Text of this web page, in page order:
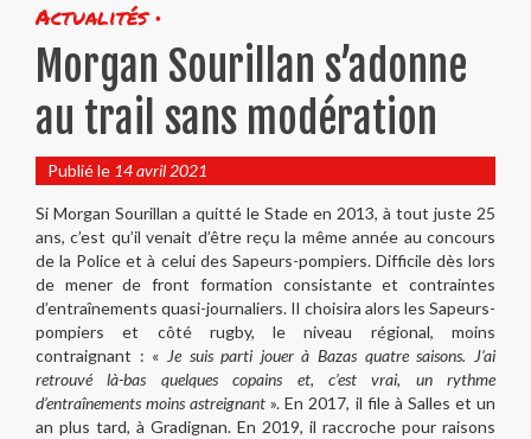
Actualités •
Morgan Sourillan s’adonne
au trail sans modération
Publié le 14 avril 2021
Si Morgan Sourillan a quitté le Stade en 2013, à tout juste 25
ans, c’est qu’il venait d’être reçu la même année au concours
de la Police et à celui des Sapeurs-pompiers. Difficile dès lors
de mener de front formation consistante et contraintes
d’entraînements quasi-journaliers. Il choisira alors les Sapeurs-
pompiers et côté rugby, le niveau régional, moins
contraignant : « Je suis parti jouer à Bazas quatre saisons. J’ai
retrouvé là-bas quelques copains et, c’est vrai, un rythme
d’entraînements moins astreignant». En 2017, il file à Salles et un
an plus tard, à Gradignan. En 2019, il raccroche pour raisons